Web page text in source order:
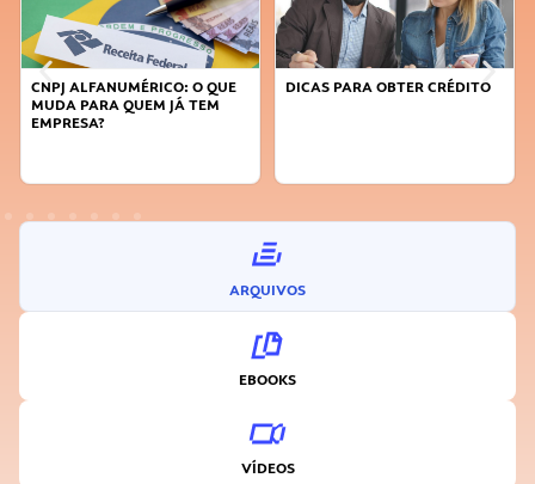
DICAS PARA OBTER CRÉDITO
FAÇA A DIFERENÇA: SEJA
ARQUIVOS
EBOOKS
VÍDEOS